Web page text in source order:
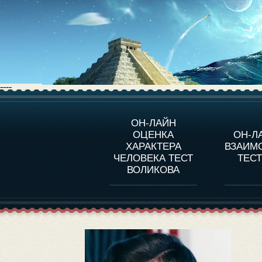
----
ОН-ЛАЙН
ОЦЕНКА
ХАРАКТЕРА
ЧЕЛОВЕКА ТЕСТ
ВОЛИКОВА
ОН-
О ПРОГРАММЕ
ОЦЕНКА ХАРАКТЕРA
ЧЕЛОВЕКА
ОЦЕНКА ХАРАКТЕРА
ВЫДАЮЩИХСЯ
ЛИЧНОСТЕЙ